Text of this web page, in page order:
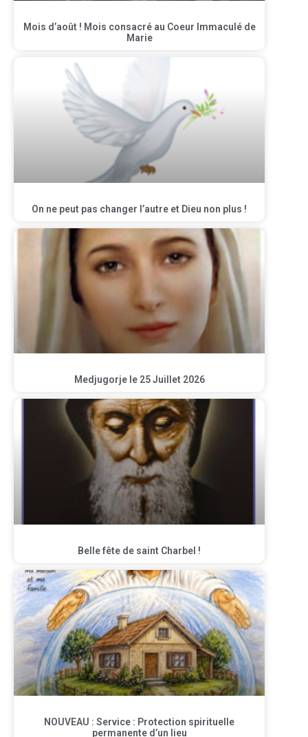
Mois d’août ! Mois consacré au Coeur Immaculé de
Marie
On ne peut pas changer l’autre et Dieu non plus !
Medjugorje le 25 Juillet 2026
Belle fête de saint Charbel !
NOUVEAU : Service : Protection spirituelle
permanente d’un lieu